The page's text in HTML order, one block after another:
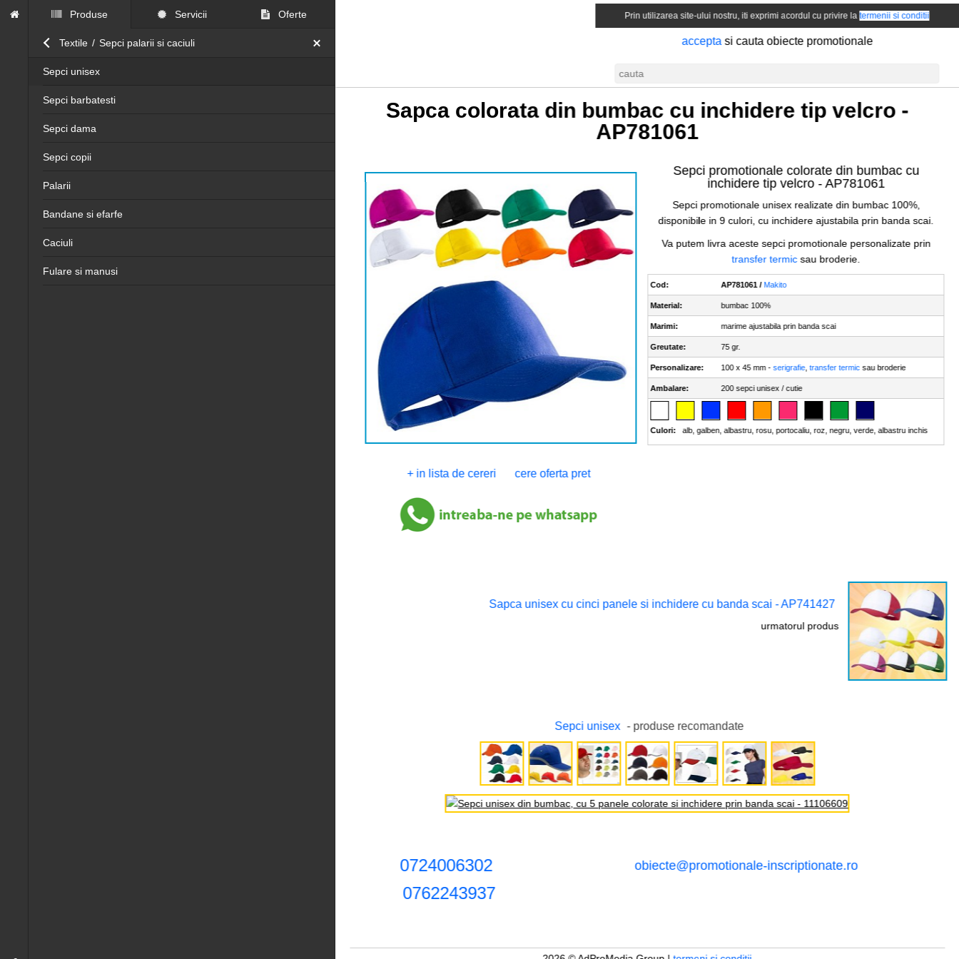
Produse Servicii Oferte
Close submenu
Textile / Sepci palarii si caciuli
Sepci unisex
Sepci barbatesti
Sepci dama
Sepci copii
Palarii
Bandane si efarfe
Caciuli
Fulare si manusi
Sapca colorata din bumbac cu inchidere tip velcro -
AP781061
+ in lista de cereri cere oferta pret
Sepci promotionale colorate din bumbac cu
inchidere tip velcro - AP781061
Sepci promotionale unisex realizate din bumbac 100%,
disponibile in 9 culori, cu inchidere ajustabila prin banda scai.
Va putem livra aceste sepci promotionale personalizate prin
transfer termicsau broderie.
Cod: AP781061 / Makito
Material: bumbac 100%
Marimi: marime ajustabila prin banda scai
Greutate: 75 gr.
Personalizare: 100 x 45 mm -serigrafie,transfer termic sau broderie
Ambalare: 200 sepci unisex / cutie
Culori: alb,galben,albastru,rosu,portocaliu,roz ,negru,verde,albastru inchis
Sapca unisex cu cinci panele si inchidere cu banda scai - AP741427
urmatorul produs
Sepci unisex - produse recomandate
0724006302
0762243937
obiecte@promotionale-inscriptionate.ro
Prin utilizarea site-ului nostru, iti exprimi acordul cu privire latermenii si conditii
accepta si cauta obiecte promotionale